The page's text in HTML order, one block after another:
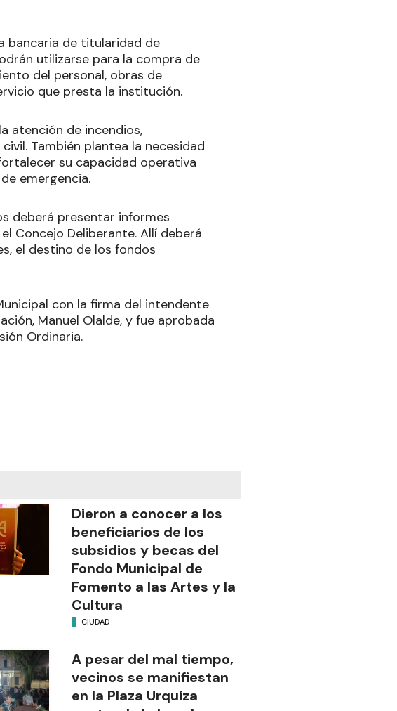
bancaria de titularidad de
utilizarse para la compra de
del personal, obras de
que presta la institución.
atención de incendios,
También plantea la necesidad
su capacidad operativa
emergencia.
deberá presentar informes
Concejo Deliberante. Allí deberá
el destino de los fondos
con la firma del intendente
Manuel Olalde, y fue aprobada
Ordinaria.
Dieron a conocer a los
beneficiarios de los
subsidios y becas del
Fondo Municipal de
Fomento a las Artes y la
Cultura
CIUDAD
A pesar del mal tiempo,
vecinos se manifiestan
en la Plaza Urquiza